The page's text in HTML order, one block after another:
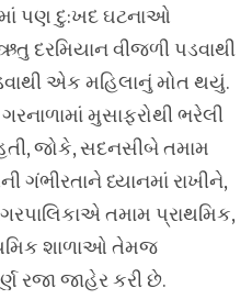
પણ દુ:ખદ ઘટનાઓ
દરમિયાન વીજળી પડવાથી
એક મહિલાનું મોત થયું.
મુસાફરોથી ભરેલી
જોકે, સદનસીબે તમામ
ગંભીરતાને ધ્યાનમાં રાખીને,
તમામ પ્રાથમિક,
શાળાઓ તેમજ
રજા જાહેર કરી છે.